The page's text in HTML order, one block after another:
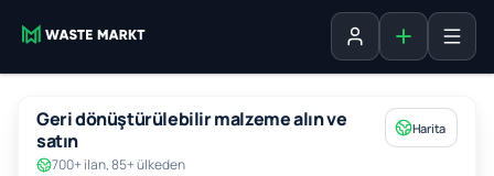
Oturum açListe ekle
Geri dönüştürülebilir malzeme alın ve
satın
700+ ilan, 85+ ülkeden
Harita